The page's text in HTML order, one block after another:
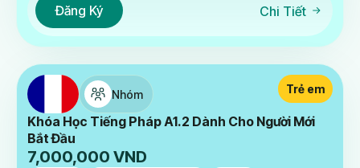
Đăng Ký Chi Tiết
Nhóm
Khóa Học Tiếng Pháp A1.2 Dành Cho Người Mới
Bắt Đầu
7,000,000 VND
Trẻ em